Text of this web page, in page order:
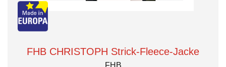
FHB CHRISTOPH Strick-Fleece-Jacke
FHB